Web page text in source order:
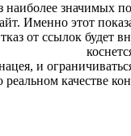
значимых
Именно этот
от ссылок
и
реальном качестве